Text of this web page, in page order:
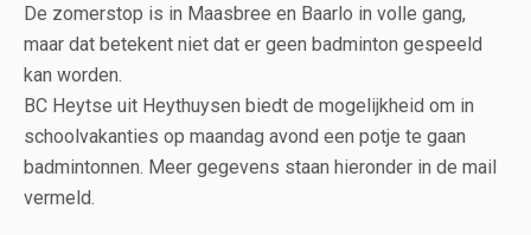
De zomerstop is in Maasbree en Baarlo in volle gang,
maar dat betekent niet dat er geen badminton gespeeld
kan worden.
BC Heytse uit Heythuysen biedt de mogelijkheid om in
schoolvakanties op maandag avond een potje te gaan
badmintonnen. Meer gegevens staan hieronder in de mail
vermeld.